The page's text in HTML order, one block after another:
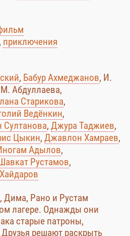
, приключения
, Бабур Ахмеджанов, И.
Абдуллаева,
Старикова,
Ведёнкин,
Султанова, Джура Таджиев,
Цыкин, Джавлон Хамраев,
Адылов,
Рустамов,
Дима, Рано и Рустам
лагере. Однажды они
старые патроны,
решают раскрыть